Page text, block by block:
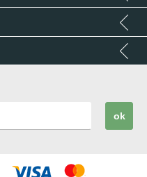
ok